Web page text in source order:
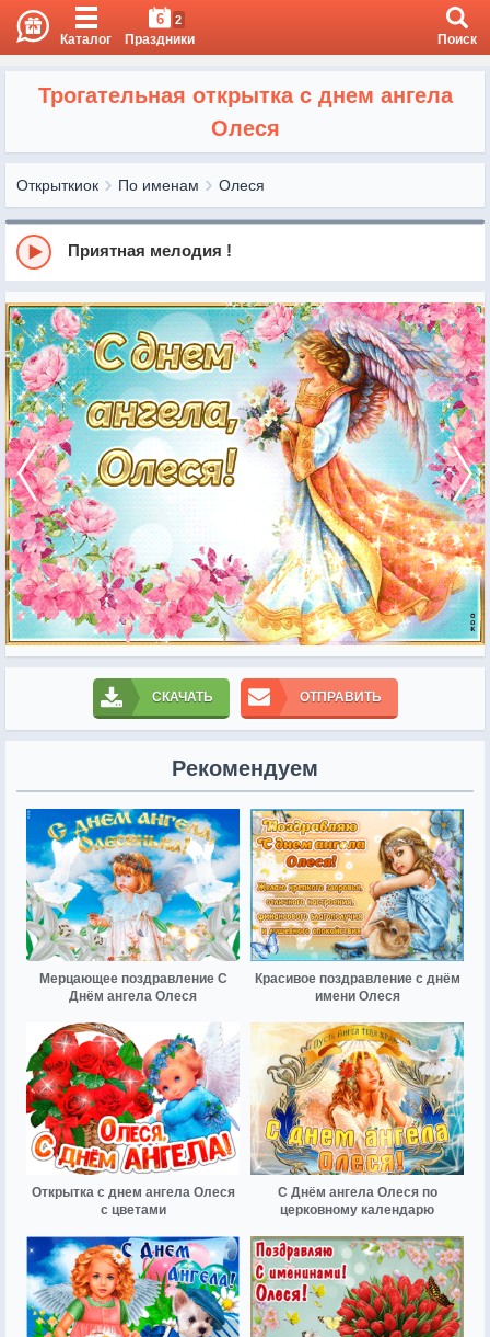
Каталог
6 2
Праздники Поиск
Трогательная открытка с днем ангела
Олеся
Открыткиок По именам Олеся
Приятная мелодия !
СКАЧАТЬ ОТПРАВИТЬ
Рекомендуем
Мерцающее поздравление С
Днём ангела Олеся
Красивое поздравление с днём
имени Олеся
Открытка с днем ангела Олеся
с цветами
С Днём ангела Олеся по
церковному календарю